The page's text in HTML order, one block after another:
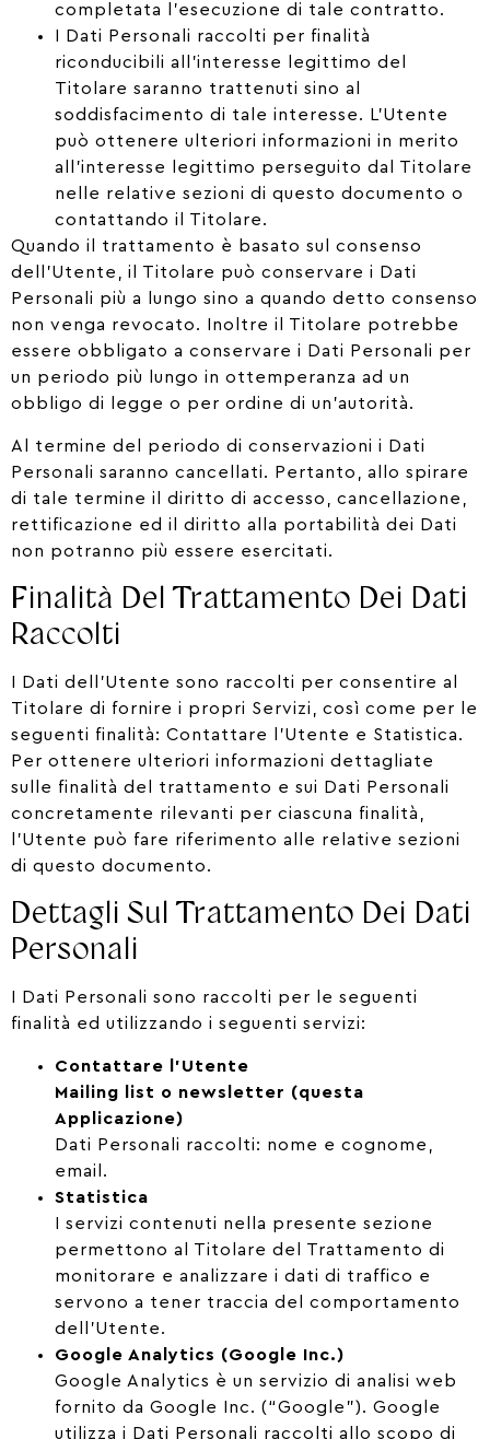
completata l’esecuzione di tale contratto.
I Dati Personali raccolti per finalità
riconducibili all’interesse legittimo del
Titolare saranno trattenuti sino al
soddisfacimento di tale interesse. L’Utente
può ottenere ulteriori informazioni in merito
all’interesse legittimo perseguito dal Titolare
nelle relative sezioni di questo documento o
contattando il Titolare.
Quando il trattamento è basato sul consenso
dell’Utente, il Titolare può conservare i Dati
Personali più a lungo sino a quando detto consenso
non venga revocato. Inoltre il Titolare potrebbe
essere obbligato a conservare i Dati Personali per
un periodo più lungo in ottemperanza ad un
obbligo di legge o per ordine di un’autorità.
Al termine del periodo di conservazioni i Dati
Personali saranno cancellati. Pertanto, allo spirare
di tale termine il diritto di accesso, cancellazione,
rettificazione ed il diritto alla portabilità dei Dati
non potranno più essere esercitati.
Finalità Del Trattamento Dei Dati
Raccolti
I Dati dell’Utente sono raccolti per consentire al
Titolare di fornire i propri Servizi, così come per le
seguenti finalità: Contattare l’Utente e Statistica.
Per ottenere ulteriori informazioni dettagliate
sulle finalità del trattamento e sui Dati Personali
concretamente rilevanti per ciascuna finalità,
l’Utente può fare riferimento alle relative sezioni
di questo documento.
Dettagli Sul Trattamento Dei Dati
Personali
I Dati Personali sono raccolti per le seguenti
finalità ed utilizzando i seguenti servizi:
Contattare l’Utente
Mailing list o newsletter (questa
Applicazione)
Dati Personali raccolti: nome e cognome,
email.
Statistica
I servizi contenuti nella presente sezione
permettono al Titolare del Trattamento di
monitorare e analizzare i dati di traffico e
servono a tener traccia del comportamento
dell’Utente.
Google Analytics (Google Inc.)
Google Analytics è un servizio di analisi web
fornito da Google Inc. (“Google”). Google
utilizza i Dati Personali raccolti allo scopo di